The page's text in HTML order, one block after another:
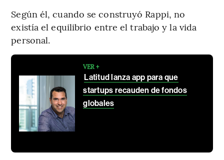
Según él, cuando se construyó Rappi, no
existía el equilibrio entre el trabajo y la vida
personal.
VER +
Latitud lanza app para que
startups recauden de fondos
globales